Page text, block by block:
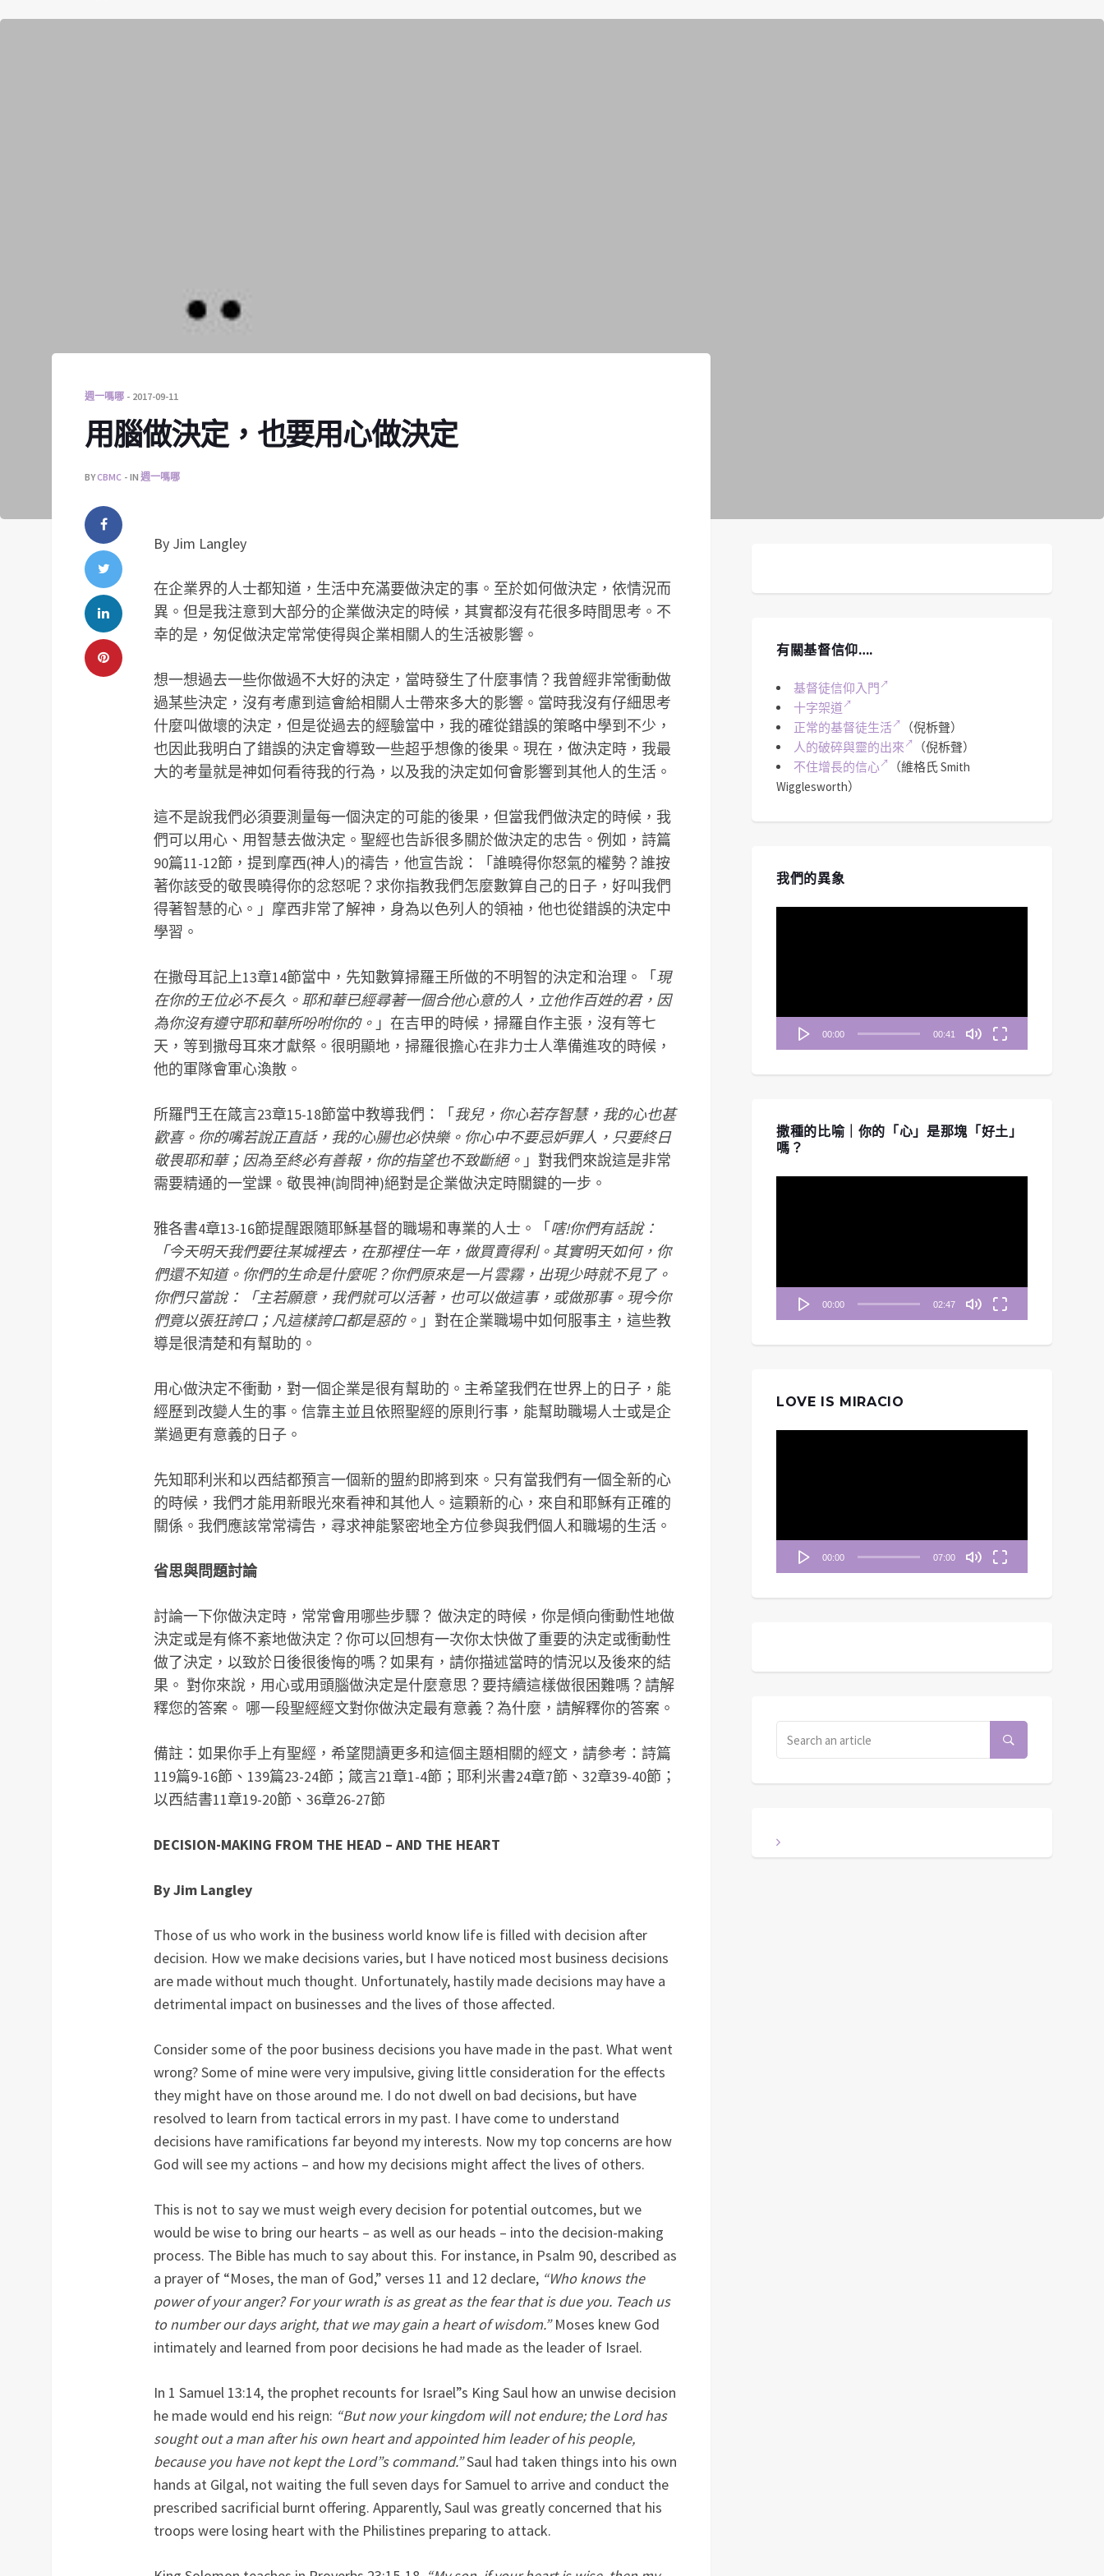
週一嗎哪 2017-09-11
用腦做決定，也要用心做決定
BYCBMC IN 週一嗎哪
By Jim Langley
在企業界的人士都知道，生活中充滿要做決定的事。至於如何做決定，依情況而
異。但是我注意到大部分的企業做決定的時候，其實都沒有花很多時間思考。不
幸的是，匆促做決定常常使得與企業相關人的生活被影響。
想一想過去一些你做過不大好的決定，當時發生了什麼事情？我曾經非常衝動做
過某些決定，沒有考慮到這會給相關人士帶來多大的影響。當時我沒有仔細思考
什麼叫做壞的決定，但是從過去的經驗當中，我的確從錯誤的策略中學到不少，
也因此我明白了錯誤的決定會導致一些超乎想像的後果。現在，做決定時，我最
大的考量就是神如何看待我的行為，以及我的決定如何會影響到其他人的生活。
這不是說我們必須要測量每一個決定的可能的後果，但當我們做決定的時候，我
們可以用心、用智慧去做決定。聖經也告訴很多關於做決定的忠告。例如，詩篇
90篇11-12節，提到摩西(神人)的禱告，他宣告說：「誰曉得你怒氣的權勢？誰按
著你該受的敬畏曉得你的忿怒呢？求你指教我們怎麼數算自己的日子，好叫我們
得著智慧的心。」摩西非常了解神，身為以色列人的領袖，他也從錯誤的決定中
學習。
在撒母耳記上13章14節當中，先知數算掃羅王所做的不明智的決定和治理。「現
在你的王位必不長久。耶和華已經尋著一個合他心意的人，立他作百姓的君，因
為你沒有遵守耶和華所吩咐你的。 」在吉甲的時候，掃羅自作主張，沒有等七
天，等到撒母耳來才獻祭。很明顯地，掃羅很擔心在非力士人準備進攻的時候，
他的軍隊會軍心渙散。
所羅門王在箴言23章15-18節當中教導我們：「我兒，你心若存智慧，我的心也甚
歡喜。你的嘴若說正直話，我的心腸也必快樂。你心中不要忌妒罪人，只要終日
敬畏耶和華；因為至終必有善報，你的指望也不致斷絕。 」對我們來說這是非常
需要精通的一堂課。敬畏神(詢問神)絕對是企業做決定時關鍵的一步。
雅各書4章13-16節提醒跟隨耶穌基督的職場和專業的人士。「嗐!你們有話說：
「今天明天我們要往某城裡去，在那裡住一年，做買賣得利。其實明天如何，你
們還不知道。你們的生命是什麼呢？你們原來是一片雲霧，出現少時就不見了。
你們只當說：「主若願意，我們就可以活著，也可以做這事，或做那事。現今你
們竟以張狂誇口；凡這樣誇口都是惡的。 」對在企業職場中如何服事主，這些教
導是很清楚和有幫助的。
用心做決定不衝動，對一個企業是很有幫助的。主希望我們在世界上的日子，能
經歷到改變人生的事。信靠主並且依照聖經的原則行事，能幫助職場人士或是企
業過更有意義的日子。
先知耶利米和以西結都預言一個新的盟約即將到來。只有當我們有一個全新的心
的時候，我們才能用新眼光來看神和其他人。這顆新的心，來自和耶穌有正確的
關係。我們應該常常禱告，尋求神能緊密地全方位參與我們個人和職場的生活。
省思與問題討論
討論一下你做決定時，常常會用哪些步驟？ 做決定的時候，你是傾向衝動性地做
決定或是有條不紊地做決定？你可以回想有一次你太快做了重要的決定或衝動性
做了決定，以致於日後很後悔的嗎？如果有，請你描述當時的情況以及後來的結
果。 對你來說，用心或用頭腦做決定是什麼意思？要持續這樣做很困難嗎？請解
釋您的答案。 哪一段聖經經文對你做決定最有意義？為什麼，請解釋你的答案。
備註：如果你手上有聖經，希望閱讀更多和這個主題相關的經文，請參考：詩篇
119篇9-16節、139篇23-24節；箴言21章1-4節；耶利米書24章7節、32章39-40節；
以西結書11章19-20節、36章26-27節
DECISION-MAKING FROM THE HEAD – AND THE HEART
By Jim Langley
Those of us who work in the business world know life is filled with decision after
decision. How we make decisions varies, but I have noticed most business decisions
are made without much thought. Unfortunately, hastily made decisions may have a
detrimental impact on businesses and the lives of those affected.
Consider some of the poor business decisions you have made in the past. What went
wrong? Some of mine were very impulsive, giving little consideration for the effects
they might have on those around me. I do not dwell on bad decisions, but have
resolved to learn from tactical errors in my past. I have come to understand
decisions have ramifications far beyond my interests. Now my top concerns are how
God will see my actions – and how my decisions might affect the lives of others.
This is not to say we must weigh every decision for potential outcomes, but we
would be wise to bring our hearts – as well as our heads – into the decision-making
process. The Bible has much to say about this. For instance, in Psalm 90, described as
a prayer of “Moses, the man of God,” verses 11 and 12 declare, “Who knows the
power of your anger? For your wrath is as great as the fear that is due you. Teach us
to number our days aright, that we may gain a heart of wisdom.”Moses knew God
intimately and learned from poor decisions he had made as the leader of Israel.
In 1 Samuel 13:14, the prophet recounts for Israel”s King Saul how an unwise decision
he made would end his reign: “But now your kingdom will not endure; the Lord has
sought out a man after his own heart and appointed him leader of his people,
because you have not kept the Lord”s command.”Saul had taken things into his own
hands at Gilgal, not waiting the full seven days for Samuel to arrive and conduct the
prescribed sacrificial burnt offering. Apparently, Saul was greatly concerned that his
troops were losing heart with the Philistines preparing to attack.
有關基督信仰….
基督徒信仰入門
十字架道
正常的基督徒生活
（倪柝聲）
人的破碎與靈的出來
（倪柝聲）
不住增長的信心
（維格氏 Smith
Wigglesworth）
我們的異象
00:00 00:41
撒種的比喻｜你的「心」是那塊「好土」
嗎？
00:00 02:47
LOVE IS MIRACIO
00:00 07:00